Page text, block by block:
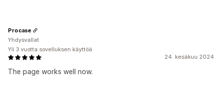
24. kesäkuu 2024
The page works well now.
Procase
Yhdysvallat
Yli 3 vuotta sovelluksen käyttöä